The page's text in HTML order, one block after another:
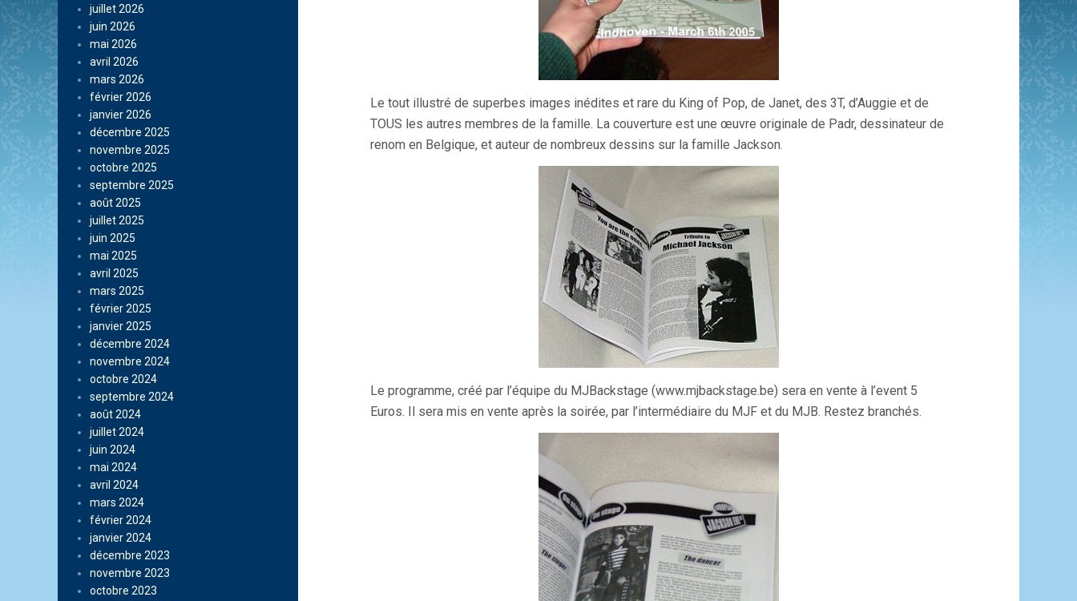
juillet 2026
juin 2026
mai 2026
avril 2026
mars 2026
février 2026
janvier 2026
décembre 2025
novembre 2025
octobre 2025
septembre 2025
août 2025
juillet 2025
juin 2025
mai 2025
avril 2025
mars 2025
février 2025
janvier 2025
décembre 2024
novembre 2024
octobre 2024
septembre 2024
août 2024
juillet 2024
juin 2024
mai 2024
avril 2024
mars 2024
février 2024
janvier 2024
décembre 2023
novembre 2023
octobre 2023
Le tout illustré de superbes images inédites et rare du King of Pop, de Janet, des 3T, d’Auggie et de
TOUS les autres membres de la famille. La couverture est une œuvre originale de Padr, dessinateur de
renom en Belgique, et auteur de nombreux dessins sur la famille Jackson.
Le programme, créé par l’équipe du MJBackstage (www.mjbackstage.be) sera en vente à l’event 5
Euros. Il sera mis en vente après la soirée, par l’intermédiaire du MJF et du MJB. Restez branchés.